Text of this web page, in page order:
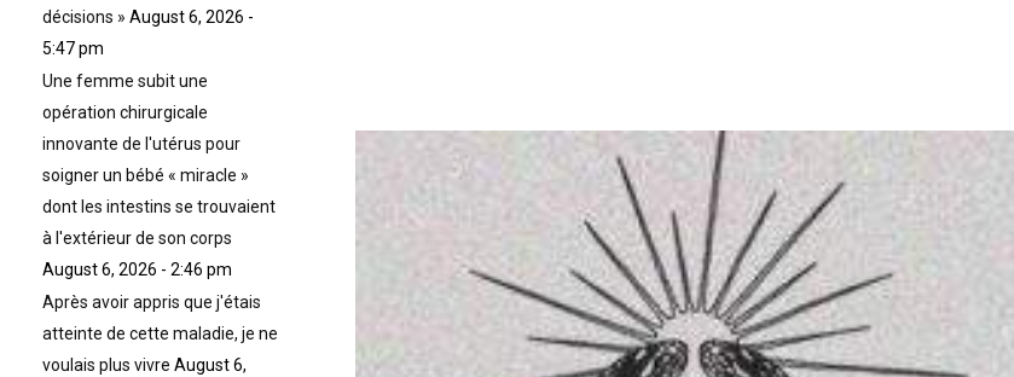
décisions » August 6, 2026 -
5:47 pm
Une femme subit une
opération chirurgicale
innovante de l'utérus pour
soigner un bébé « miracle »
dont les intestins se trouvaient
à l'extérieur de son corps
August 6, 2026 - 2:46 pm
Après avoir appris que j'étais
atteinte de cette maladie, je ne
voulais plus vivre August 6,